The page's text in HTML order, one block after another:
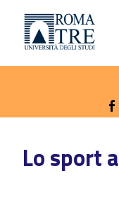
Torneo di Beach Volley 2013/2-Vincitori - Sito delle iniziative sportive di Roma Tre
Lo sport